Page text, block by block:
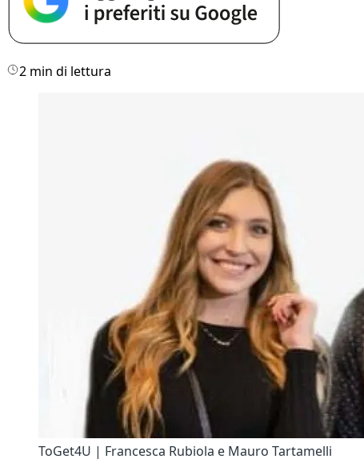
2 min di lettura
ToGet4U | Francesca Rubiola e Mauro Tartamelli